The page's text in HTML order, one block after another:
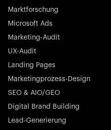
Börsennotierter
Nayax treibt die Zukunft des
Lösungen für Zahlungen,
Marktforschung
Microsoft Ads
Marketing-Audit
UX-Audit
Landing Pages
Marketingprozess-Design
SEO & AIO/GEO
Digital Brand Building
Lead-Generierung